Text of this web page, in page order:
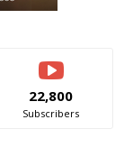
22,800
Subscribers